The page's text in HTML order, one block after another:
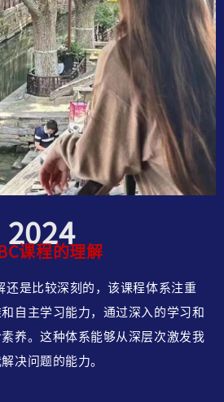
2024
课程的理解
还是比较深刻的，该课程体系注重
自主学习能力，通过深入的学习和
养。这种体系能够从深层次激发我
决问题的能力。